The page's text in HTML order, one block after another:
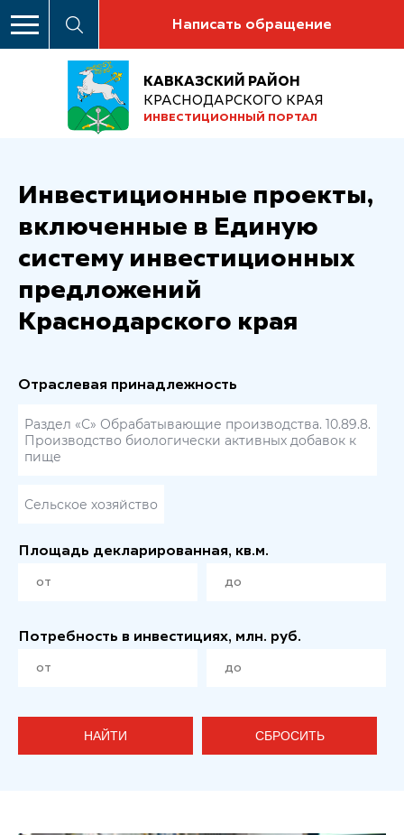
Написать обращение
КАВКАЗСКИЙ РАЙОН
КРАСНОДАРСКОГО КРАЯ
ИНВЕСТИЦИОННЫЙ ПОРТАЛ
Инвестиционные проекты,
включенные в Единую
систему инвестиционных
предложений
Краснодарского края
Отраслевая принадлежность
Раздел «С» Обрабатывающие производства. 10.89.8.
Производство биологически активных добавок к
пище
Сельское хозяйство
Площадь декларированная, кв.м.
Потребность в инвестициях, млн. руб.
НАЙТИ СБРОСИТЬ